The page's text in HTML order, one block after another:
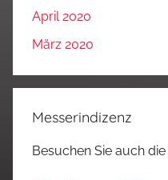
April 2020
März 2020
Messerindizenz
Besuchen Sie auch die